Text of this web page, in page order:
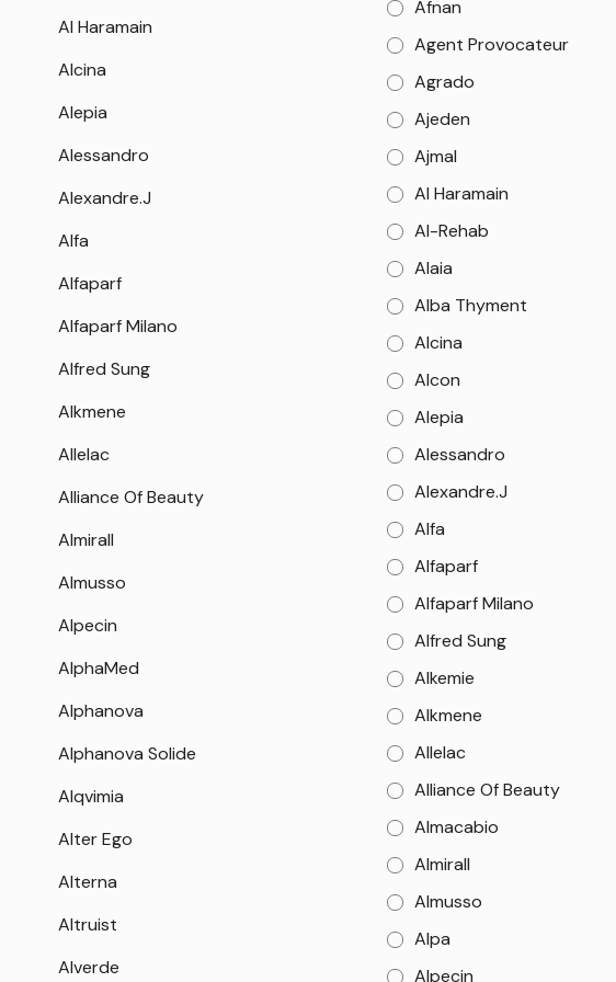
Al Haramain
Alcina
Alepia
Alessandro
Alexandre.J
Alfa
Alfaparf
Alfaparf Milano
Alfred Sung
Alkmene
Allelac
Alliance Of Beauty
Almirall
Almusso
Alpecin
AlphaMed
Alphanova
Alphanova Solide
Alqvimia
Alter Ego
Alterna
Altruist
Alverde
Afnan
Agent Provocateur
Agrado
Ajeden
Ajmal
Al Haramain
Al-Rehab
Alaia
Alba Thyment
Alcina
Alcon
Alepia
Alessandro
Alexandre.J
Alfa
Alfaparf
Alfaparf Milano
Alfred Sung
Alkemie
Alkmene
Allelac
Alliance Of Beauty
Almacabio
Almirall
Almusso
Alpa
Alpecin